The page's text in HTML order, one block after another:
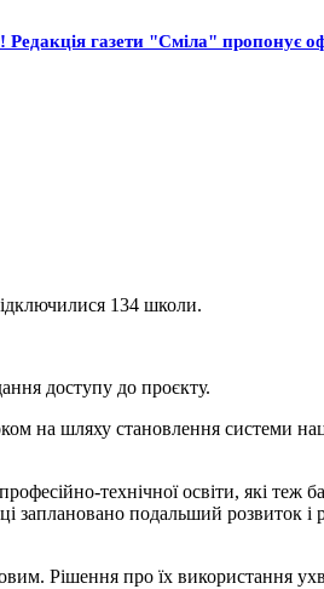
газети "Сміла" пропонує
134 школи.
доступу до проєкту.
на шляху становлення системи
технічної освіти, які
заплановано подальший розвиток
Рішення про їх використання